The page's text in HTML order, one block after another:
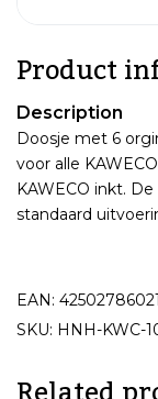
Product
Description
Doosje met 6
voor alle
KAWECO inkt.
standaard
EAN:
SKU: HNH-KWC-